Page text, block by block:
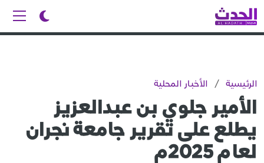
الرئيسية / الأخبار المحلية
الأمير جلوي بن عبدالعزيز
يطلع على تقرير جامعة نجران
لعام 2025م